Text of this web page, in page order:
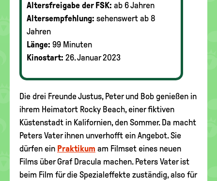
Altersfreigabe der FSK: ab 6 Jahren
Altersempfehlung: sehenswert ab 8
Jahren
Länge: 99 Minuten
Kinostart: 26. Januar 2023
Die drei Freunde Justus, Peter und Bob genießen in
ihrem Heimatort Rocky Beach, einer fiktiven
Küstenstadt in Kalifornien, den Sommer. Da macht
Peters Vater ihnen unverhofft ein Angebot. Sie
dürfen ein Praktikum am Filmset eines neuen
Films über Graf Dracula machen. Peters Vater ist
beim Film für die Spezialeffekte zuständig, also für